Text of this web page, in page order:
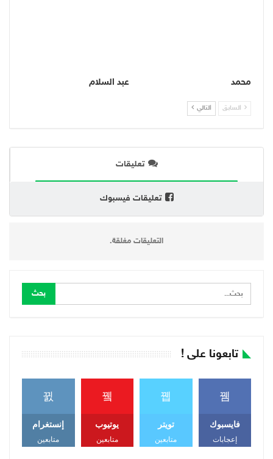
محمد عبد السلام
السابق التالي
تعليقات
تعليقات فيسبوك
التعليقات مغلقة.
تابعونا على !
فايسبوك
إعجابات
تويتر
متابعين
يوتيوب
متابعين
إنستغرام
متابعين